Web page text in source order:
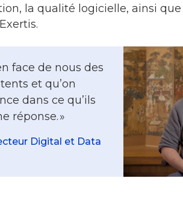
la qualité logicielle, ainsi
face de nous des
et qu’on
dans ce qu’ils
réponse. »
Digital et Data